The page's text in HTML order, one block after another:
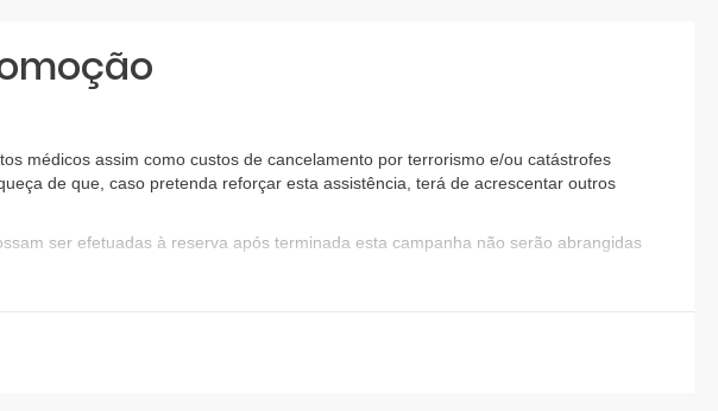
médicos assim como custos de cancelamento por terrorismo e/ou catástrofes
de que, caso pretenda reforçar esta assistência, terá de acrescentar outros
ser efetuadas à reserva após terminada esta campanha não serão abrangidas